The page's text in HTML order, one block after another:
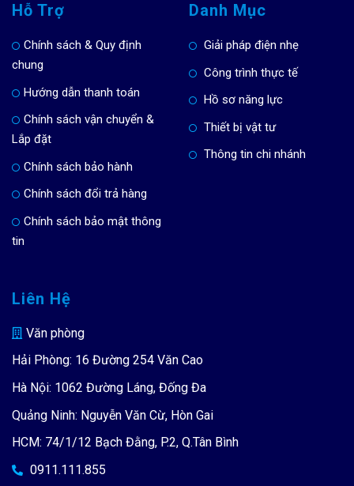
Hỗ Trợ
Chính sách & Quy định
chung
Hướng dẫn thanh toán
Chính sách vận chuyển &
Lắp đặt
Chính sách bảo hành
Chính sách đổi trả hàng
Chính sách bảo mật thông
tin
Danh Mục
Giải pháp điện nhẹ
Công trình thực tế
Hồ sơ năng lực
Thiết bị vật tư
Thông tin chi nhánh
Liên Hệ
Văn phòng
Hải Phòng: 16 Đường 254 Văn Cao
Hà Nội: 1062 Đường Láng, Đống Đa
Quảng Ninh: Nguyễn Văn Cừ, Hòn Gai
HCM: 74/1/12 Bạch Đằng, P.2, Q.Tân Bình
0911.111.855